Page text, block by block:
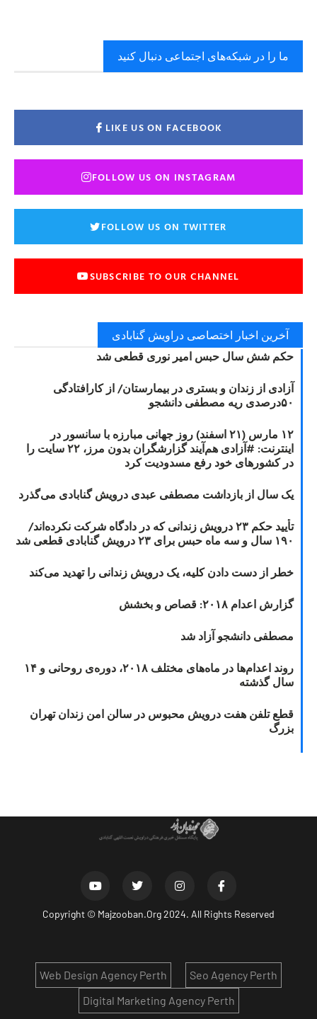
ما را در شبکه‌های اجتماعی دنبال کنید
LIKE US ON FACEBOOK
FOLLOW US ON INSTAGRAM
FOLLOW US ON TWITTER
SUBSCRIBE TO OUR CHANNEL
آخرین اخبار اختصاصی دراویش گنابادی
حکم شش سال حبس امیر نوری قطعی شد
آزادی از زندان و بستری در بیمارستان/ از کارافتادگی
۵۰درصدی ریه مصطفی دانشجو
۱۲ مارس (۲۱ اسفند) روز جهانی مبارزه با سانسور در
اینترنت: #آزادی هم‌آیند گزارشگران‌ بدون مرز، ۲۲ سایت را
در کشورهای خود رفع مسدودیت کرد
یک سال از بازداشت مصطفی عبدی درویش گنابادی می‌گذرد
تأیید حکم ۲۳ درویش زندانی که در دادگاه شرکت نکرده‌اند/
۱۹۰ سال و سه ماه حبس برای ۲۳ درویش گنابادی قطعی شد
خطر از دست دادن کلیه، یک درویش زندانی را تهدید می‌کند
گزارش اعدام ۲۰۱۸: قصاص و بخشش
مصطفی دانشجو آزاد شد
روند اعدام‌ها در ماه‌های مختلف ۲۰۱۸، دوره‌ی روحانی و ۱۴
سال گذشته
قطع تلفن هفت درویش محبوس در سالن امن زندان تهران
بزرگ
Copyright © Majzooban.Org2024. All Rights Reserved
Seo Agency Perth
Web Design Agency Perth
Digital Marketing Agency Perth